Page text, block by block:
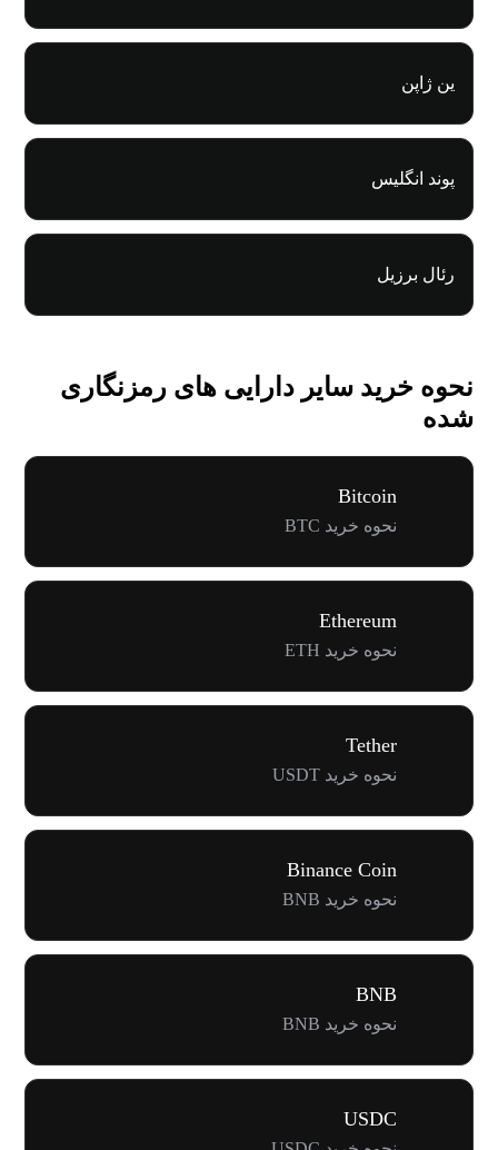
ین ژاپن
پوند انگلیس
رئال برزیل
نحوه خرید سایر دارایی های رمزنگاری
شده
Bitcoin
نحوه خرید BTC
Ethereum
نحوه خرید ETH
Tether
نحوه خرید USDT
Binance Coin
نحوه خرید BNB
BNB
نحوه خرید BNB
USDC